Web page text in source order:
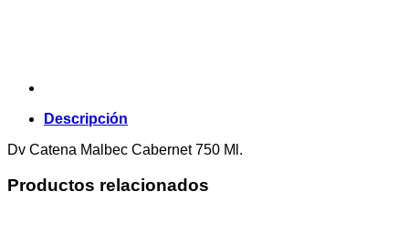
Descripción
Dv Catena Malbec Cabernet 750 Ml.
Productos relacionados